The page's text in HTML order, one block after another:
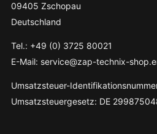
09405 Zschopau
Deutschland
Tel.: +49 (0) 3725 80021
E-Mail: service@zap-technix-
Umsatzsteuer-
Umsatzsteuergesetz: DE